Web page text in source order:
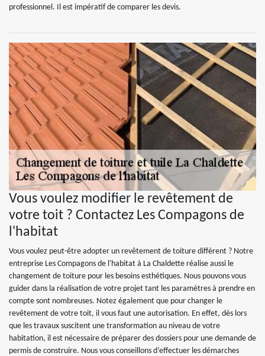
professionnel. Il est impératif de comparer les devis.
Vous voulez modifier le revêtement de
votre toit ? Contactez Les Compagons de
l'habitat
Vous voulez peut-être adopter un revêtement de toiture différent ? Notre
entreprise Les Compagons de l'habitat à La Chaldette réalise aussi le
changement de toiture pour les besoins esthétiques. Nous pouvons vous
guider dans la réalisation de votre projet tant les paramètres à prendre en
compte sont nombreuses. Notez également que pour changer le
revêtement de votre toit, il vous faut une autorisation. En effet, dès lors
que les travaux suscitent une transformation au niveau de votre
habitation, il est nécessaire de préparer des dossiers pour une demande de
permis de construire. Nous vous conseillons d’effectuer les démarches